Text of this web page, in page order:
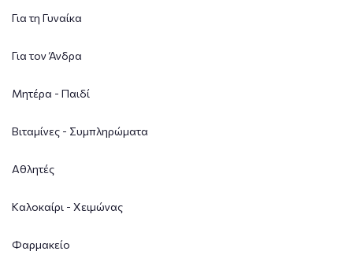
Για τη Γυναίκα
Για τον Άνδρα
Μητέρα - Παιδί
Βιταμίνες - Συμπληρώματα
Αθλητές
Καλοκαίρι - Χειμώνας
Φαρμακείο